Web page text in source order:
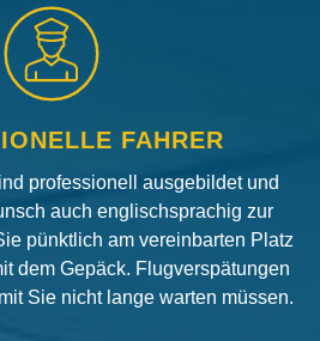
FAHRER
professionell ausgebildet und
auch englischsprachig zur
pünktlich am vereinbarten Platz
dem Gepäck. Flugverspätungen
Sie nicht lange warten müssen.